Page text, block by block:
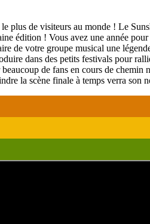
de visiteurs au monde ! Le
édition ! Vous avez une année
de votre groupe musical une
dans des petits festivals pour
de fans en cours de chemin
la scène finale à temps verra son